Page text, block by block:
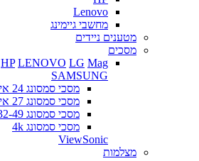
Lenovo
מחשבי גיימינג
מטענים ניידים
מסכים
HP LENOVO LG Mag
SAMSUNG
מסכי סמסונג 24 אינץ
מסכי סמסונג 27 אינץ
מסכי סמסונג 32-49 אינץ
מסכי סמסונג 4k
ViewSonic
מצלמות